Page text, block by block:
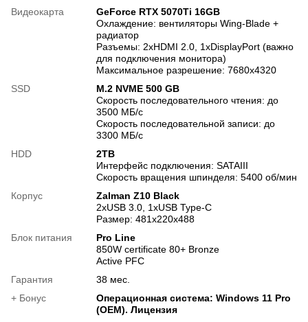
Видеокарта
GeForce RTX 5070Ti 16GB
Охлаждение: вентиляторы Wing-Blade +
радиатор
Разъемы: 2хHDMI 2.0, 1хDisplayPort (важно
для подключения монитора)
Максимальное разрешение: 7680x4320
SSD
M.2 NVME 500 GB
Скорость последовательного чтения: до
3500 МБ/с
Скорость последовательной записи: до
3300 МБ/с
HDD
2TB
Интерфейс подключения: SATAIII
Скорость вращения шпинделя: 5400 об/мин
Корпус
Zalman Z10 Black
2хUSB 3.0, 1хUSB Type-C
Размер: 481x220x488
Блок питания
Pro Line
850W certificate 80+ Bronze
Active PFC
Гарантия
38 мес.
+ Бонус
Операционная система: Windows 11 Pro
(OEM). Лицензия